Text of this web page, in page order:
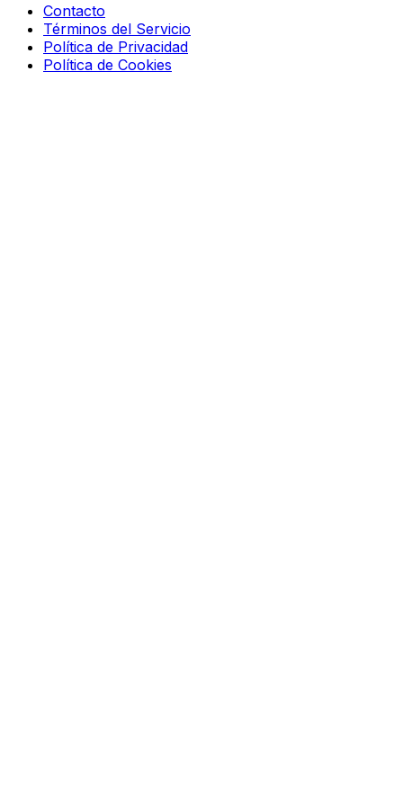
Contacto
Términos del Servicio
Política de Privacidad
Política de Cookies